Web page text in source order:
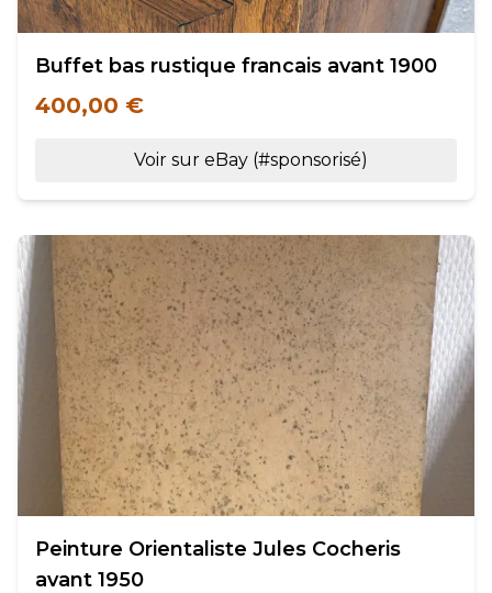
Buffet bas rustique francais avant 1900
400,00 €
Voir sur eBay (#sponsorisé)
Peinture Orientaliste Jules Cocheris
avant 1950